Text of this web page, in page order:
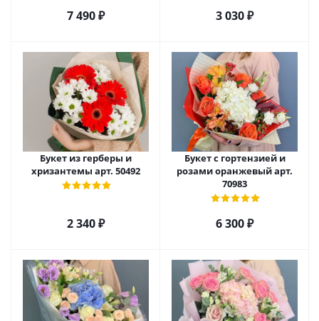
7 490₽ 3 030₽
Букет из герберы и
хризантемы арт. 50492
2 340₽
Букет с гортензией и
розами оранжевый арт.
70983
6 300₽